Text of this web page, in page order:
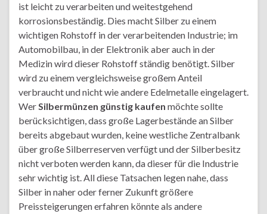
ist leicht zu verarbeiten und weitestgehend
korrosionsbeständig. Dies macht Silber zu einem
wichtigen Rohstoff in der verarbeitenden Industrie; im
Automobilbau, in der Elektronik aber auch in der
Medizin wird dieser Rohstoff ständig benötigt. Silber
wird zu einem vergleichsweise großem Anteil
verbraucht und nicht wie andere Edelmetalle eingelagert.
WerSilbermünzen günstig kaufen möchte sollte
berücksichtigen, dass große Lagerbestände an Silber
bereits abgebaut wurden, keine westliche Zentralbank
über große Silberreserven verfügt und der Silberbesitz
nicht verboten werden kann, da dieser für die Industrie
sehr wichtig ist. All diese Tatsachen legen nahe, dass
Silber in naher oder ferner Zukunft größere
Preissteigerungen erfahren könnte als andere